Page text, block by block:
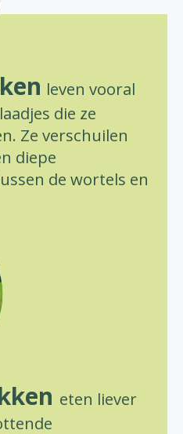
leven vooral
die ze
Ze verschuilen
diepe
de wortels en
eten liever